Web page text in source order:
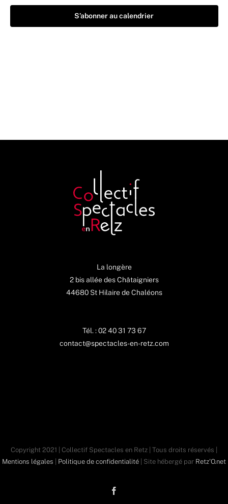
S’abonner au calendrier
La longère
2 bis allée des Châtaigniers
44680 St Hilaire de Chaléons
Tél. : 02 40 31 73 67
contact@spectacles-en-retz.com
Copyright 2021 | Collectif Spectacles en Retz | Tous droits réservés |
Mentions légales
Politique de confidentialité | Site hébergé par Retz'O.net